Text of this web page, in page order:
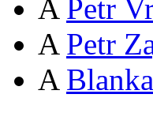
A Petr
A Petr
A